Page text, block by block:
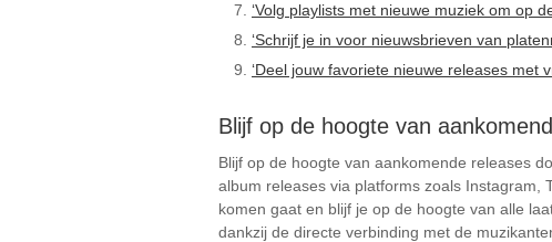
‘Volg playlists met nieuwe muziek om op
‘Schrijf je in voor nieuwsbrieven van
‘Deel jouw favoriete nieuwe releases met
Blijf op de hoogte van
Blijf op de hoogte van aankomende releases
album releases via platforms zoals Instagram,
komen gaat en blijf je op de hoogte van alle
dankzij de directe verbinding met de